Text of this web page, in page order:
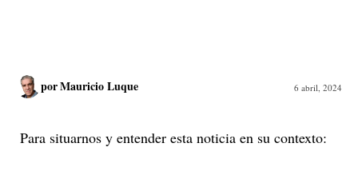
porMauricio Luque 6 abril, 2024
Para situarnos y entender esta noticia en su contexto: